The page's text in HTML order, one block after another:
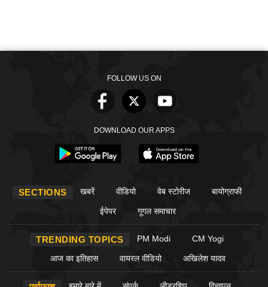
FOLLOW US ON
DOWNLOAD OUR APPS
SECTIONS खबरें वीडियो वेब स्टोरीज बायोग्राफी
ईपेपर गूगल समाचार
TRENDING TOPICS PM Modi CM Yogi
आज का इतिहास वायरल वीडियो अखिलेश यादव